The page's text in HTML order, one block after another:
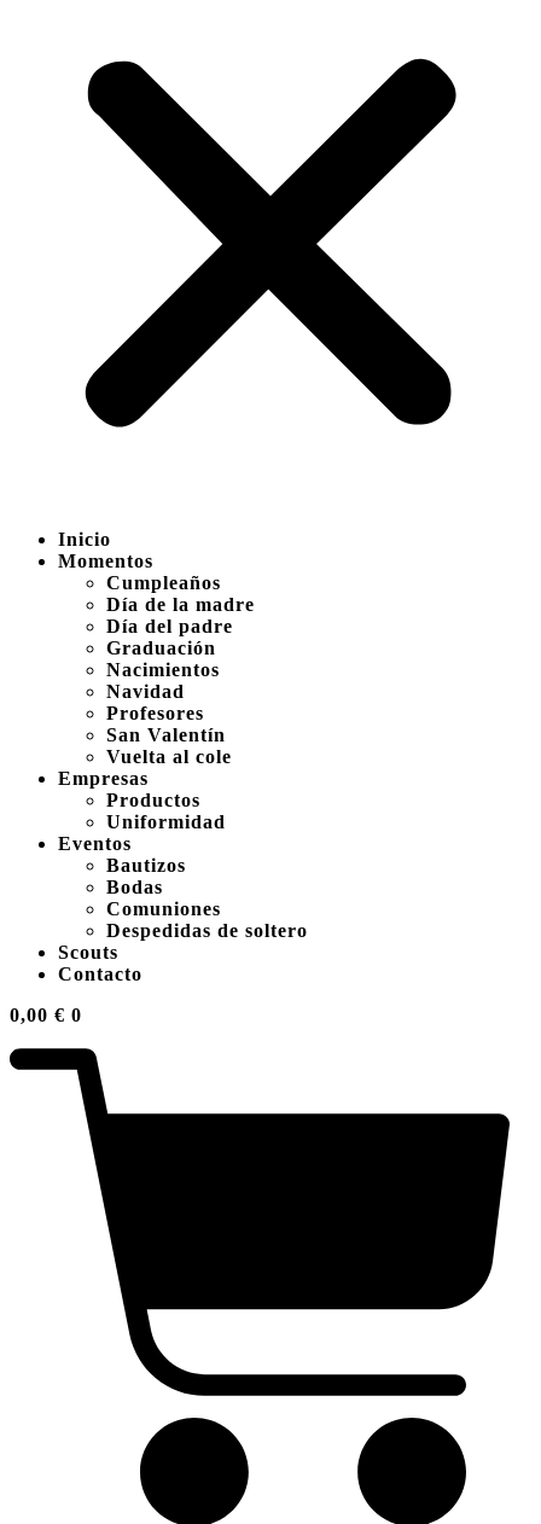
Inicio
Momentos
Cumpleaños
Día de la madre
Día del padre
Graduación
Nacimientos
Navidad
Profesores
San Valentín
Vuelta al cole
Empresas
Productos
Uniformidad
Eventos
Bautizos
Bodas
Comuniones
Despedidas de soltero
Scouts
Contacto
0,00 € 0